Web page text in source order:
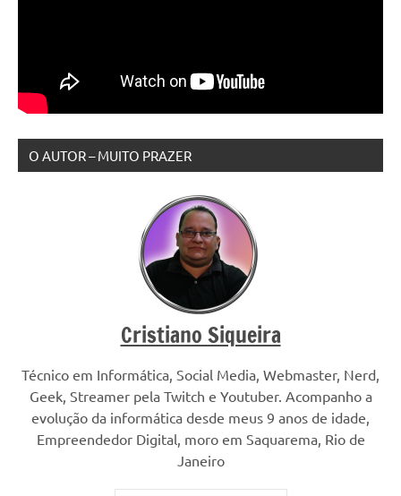
O AUTOR – MUITO PRAZER
Cristiano Siqueira
Técnico em Informática, Social Media, Webmaster, Nerd,
Geek, Streamer pela Twitch e Youtuber. Acompanho a
evolução da informática desde meus 9 anos de idade,
Empreendedor Digital, moro em Saquarema, Rio de
Janeiro